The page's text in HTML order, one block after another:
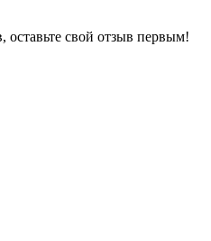
оставьте свой отзыв первым!